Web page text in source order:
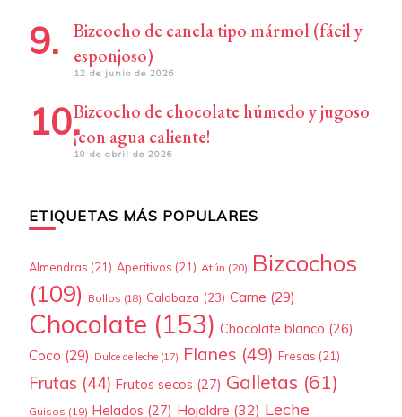
Bizcocho de canela tipo mármol (fácil y
esponjoso)
12 de junio de 2026
Bizcocho de chocolate húmedo y jugoso
¡con agua caliente!
10 de abril de 2026
ETIQUETAS MÁS POPULARES
Almendras (21) Aperitivos (21) Atún (20) Bizcochos
(109) Bollos (18) Calabaza (23) Carne (29)
Chocolate (153) Chocolate blanco (26)
Coco (29) Dulce de leche (17) Flanes (49) Fresas (21)
Frutas (44) Frutos secos (27) Galletas (61)
Guisos (19) Helados (27) Hojaldre (32) Leche